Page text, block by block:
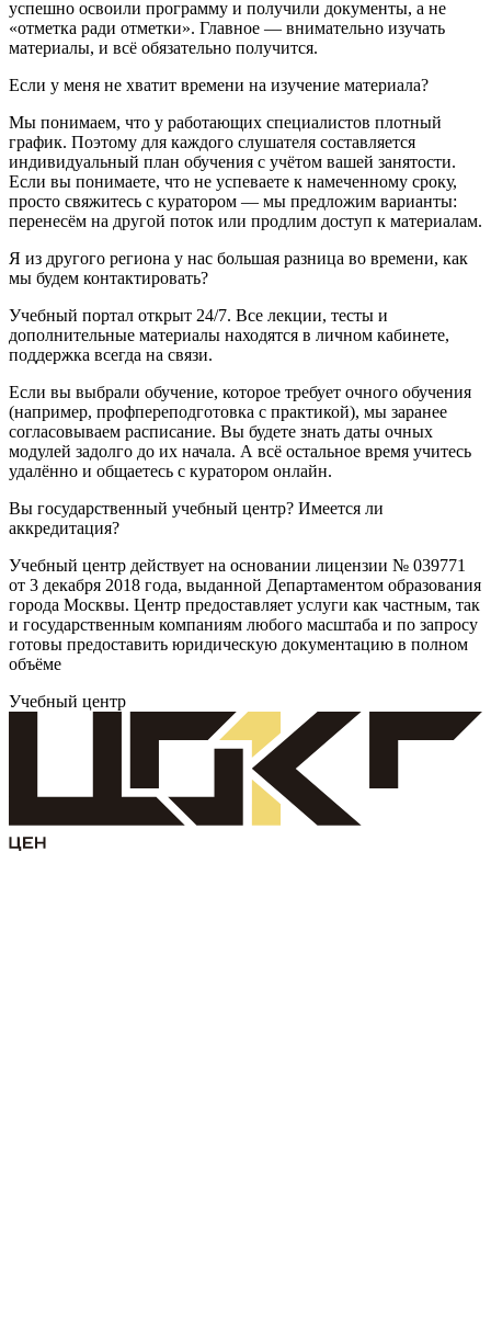
успешно освоили программу и получили документы, а не
«отметка ради отметки». Главное — внимательно изучать
материалы, и всё обязательно получится.
Если у меня не хватит времени на изучение материала?
Мы понимаем, что у работающих специалистов плотный
график. Поэтому для каждого слушателя составляется
индивидуальный план обучения с учётом вашей занятости.
Если вы понимаете, что не успеваете к намеченному сроку,
просто свяжитесь с куратором — мы предложим варианты:
перенесём на другой поток или продлим доступ к материалам.
Я из другого региона у нас большая разница во времени, как
мы будем контактировать?
Учебный портал открыт 24/7. Все лекции, тесты и
дополнительные материалы находятся в личном кабинете,
поддержка всегда на связи.
Если вы выбрали обучение, которое требует очного обучения
(например, профпереподготовка с практикой), мы заранее
согласовываем расписание. Вы будете знать даты очных
модулей задолго до их начала. А всё остальное время учитесь
удалённо и общаетесь с куратором онлайн.
Вы государственный учебный центр? Имеется ли
аккредитация?
Учебный центр действует на основании лицензии № 039771
от 3 декабря 2018 года, выданной Департаментом образования
города Москвы. Центр предоставляет услуги как частным, так
и государственным компаниям любого масштаба и по запросу
готовы предоставить юридическую документацию в полном
объёме
Учебный центр